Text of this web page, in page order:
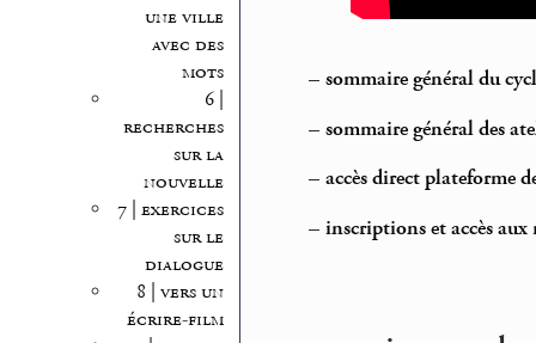
une ville
avec des
mots
6 |
recherches
sur la
nouvelle
7 | exercices
sur le
dialogue
8 | vers un
écrire-film
– sommaire général du
– sommaire général des
– accès direct plateforme
– inscriptions et accès aux